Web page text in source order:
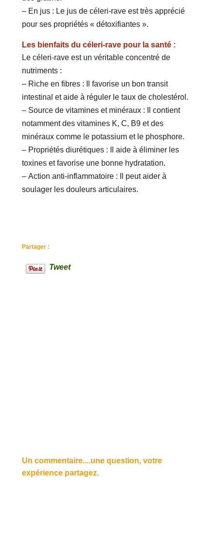
– En jus : Le jus de céleri-rave est très apprécié
pour ses propriétés « détoxifiantes ».
Les bienfaits du céleri-rave pour la santé :
Le céleri-rave est un véritable concentré de
nutriments :
– Riche en fibres : Il favorise un bon transit
intestinal et aide à réguler le taux de cholestérol.
– Source de vitamines et minéraux : Il contient
notamment des vitamines K, C, B9 et des
minéraux comme le potassium et le phosphore.
– Propriétés diurétiques : Il aide à éliminer les
toxines et favorise une bonne hydratation.
– Action anti-inflammatoire : Il peut aider à
soulager les douleurs articulaires.
Partager :
Tweet
Un commentaire....une question, votre
expérience partagez.